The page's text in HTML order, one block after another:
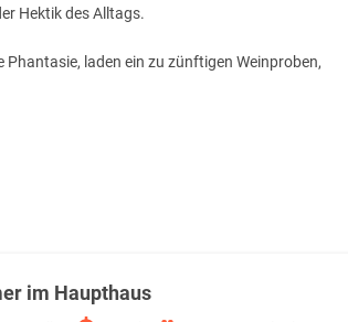
Hektik des Alltags.
Phantasie, laden ein zu zünftigen Weinproben,
im Haupthaus